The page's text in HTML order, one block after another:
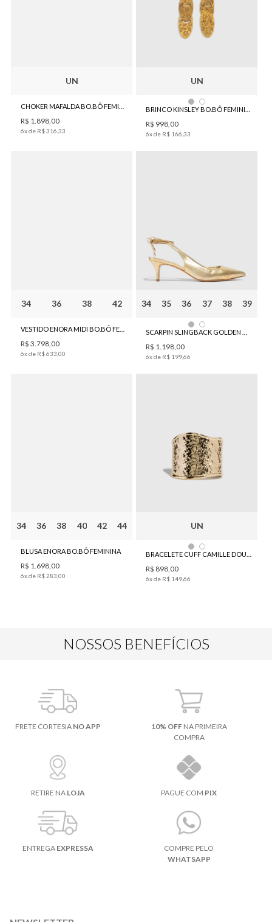
UN
R$ 1 898 00
6x de R$316 33
UN
R$ 998,00
6x de R$ 166 33
34 36 38 42
R$ 3 798 00
6x de R$633 00
34 35 36 37 38 39
R$ 1 198 00
6x de R$ 19966
34 36 38 40 42 44
BLUSA ENORA BO.BÔ FEMININA
R$ 1.698,00
6x de R$283 00
UN
R$ 898,00
6x de R$ 14966
NOSSOS BENEFÍCIOS
FRETE CORTESIA NO APP 10% OFFNA PRIMEIRA
COMPRA
RETIRE NA LOJA PAGUE COM PIX
ENTREGA EXPRESSA
COMPRE PELO
WHATSAPP